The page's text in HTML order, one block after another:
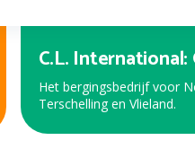
Expert
Bekijk de nieuwe